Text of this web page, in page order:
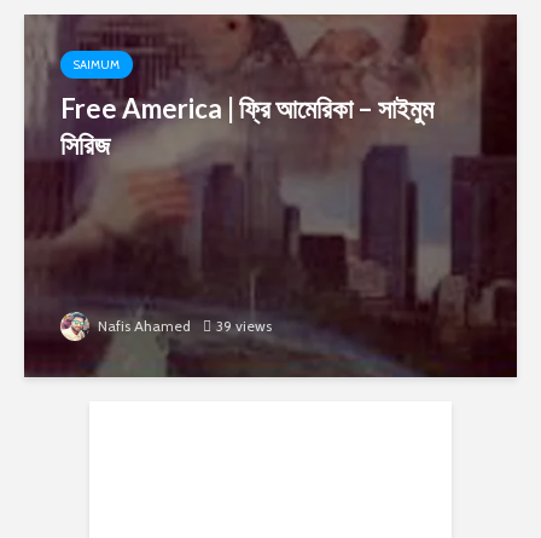
SAIMUM
Free America | ফ্রি আমেরিকা – সাইমুম
সিরিজ
Nafis Ahamed 39 views